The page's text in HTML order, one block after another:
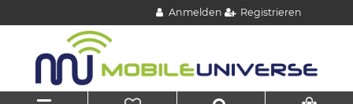
Anmelden Registrieren